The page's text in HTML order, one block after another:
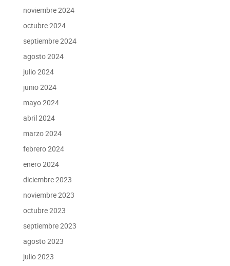
noviembre 2024
octubre 2024
septiembre 2024
agosto 2024
julio 2024
junio 2024
mayo 2024
abril 2024
marzo 2024
febrero 2024
enero 2024
diciembre 2023
noviembre 2023
octubre 2023
septiembre 2023
agosto 2023
julio 2023